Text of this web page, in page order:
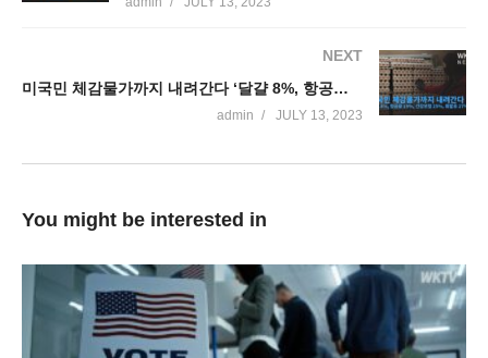
NEXT
미국민 체감물가까지 내려간다 ‘달걀 8%, 항공료 19%, 건강보험 25%, 휘발유 27% 급락
admin JULY 13, 2023
You might be interested in